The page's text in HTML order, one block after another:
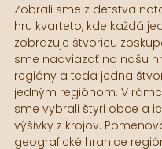
Zobrali sme z detstva
hru kvarteto, kde každá
zobrazuje štvoricu
sme nadviazať na našu
regióny a teda jedna
jedným regiónom. V
sme vybrali štyri obce a
výšivky z krojov.
geografické hranice